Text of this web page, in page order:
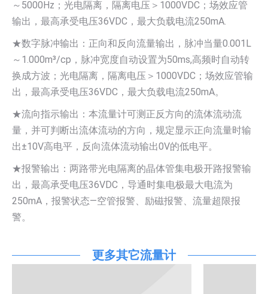
～5000Hz；光电隔离，隔离电压＞1000VDC；场效应管
输出，最高承受电压36VDC，最大负载电流250mA.
★数字脉冲输出：正向和反向流量输出，脉冲当量0.001L
～1.000m³/cp，脉冲宽度自动设置为50ms,高频时自动转
换成方波；光电隔离，隔离电压＞1000VDC；场效应管输
出，最高承受电压36VDC，最大负载电流250mA。
★流向指示输出：本流量计可测正反方向的流体流动流
量，并可判断出流体流动的方向，规定显示正向流量时输
出±10V高电平，反向流体流动输出0V的低电平。
★报警输出：两路带光电隔离的晶体管集电极开路报警输
出，最高承受电压36VDC，导通时集电极最大电流为
250mA，报警状态—空管报警、励磁报警、流量超限报
警。
更多其它流量计